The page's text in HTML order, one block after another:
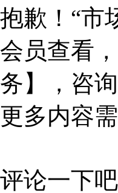
抱歉！“市
会员查看
务】，咨
更多内容
评论一下吧